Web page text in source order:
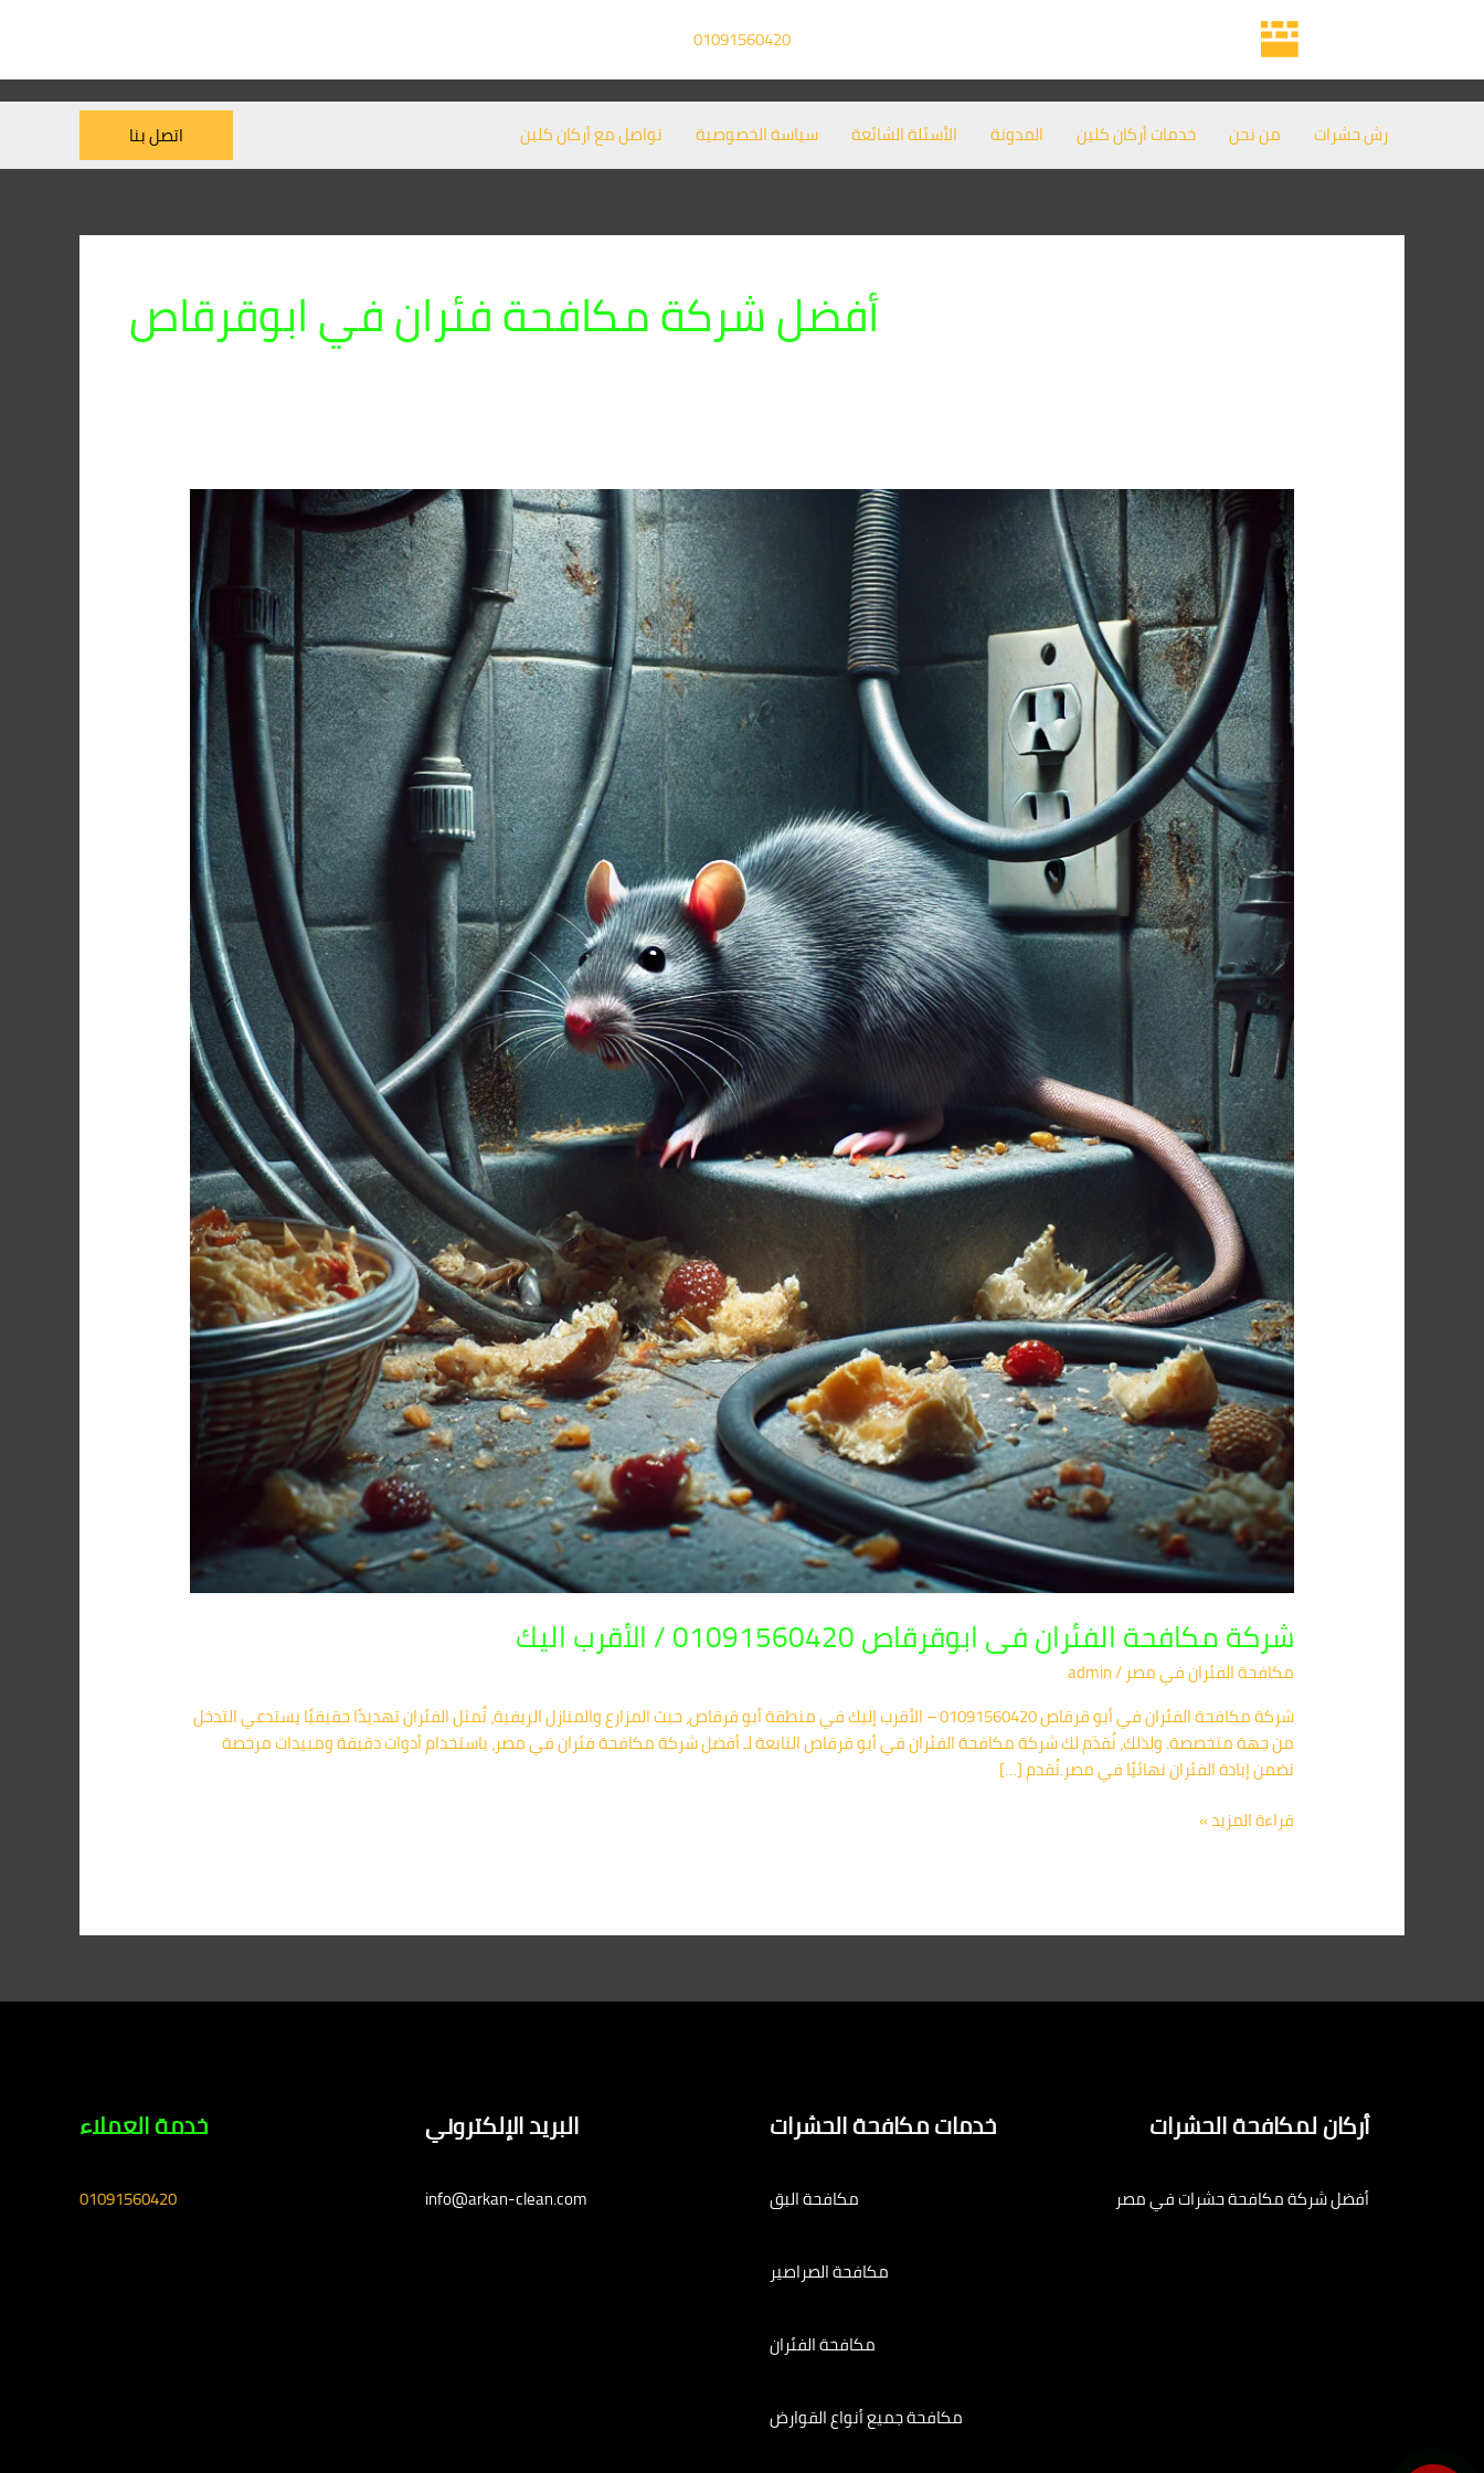
01091560420
رش حشرات من نحن خدمات أركان كلين المدونة الأسئلة الشائعة سياسة الخصوصية تواصل مع أركان كلين اتصل بنا
أفضل شركة مكافحة فئران في ابوقرقاص
شركة مكافحة الفئران فى ابوقرقاص 01091560420 / الأقرب اليك
مكافحة الفئران​ في مصر /
admin
شركة مكافحة الفئران في أبو قرقاص 01091560420 – الأقرب إليك في منطقة أبو قرقاص، حيث المزارع والمنازل الريفية، تُمثل الفئران تهديدًا حقيقيًا يستدعي التدخل
من جهة متخصصة. ولذلك، نُقدّم لك شركة مكافحة الفئران في أبو قرقاص التابعة لـ أفضل شركة مكافحة فئران في مصر، باستخدام أدوات دقيقة ومبيدات مرخصة
تضمن إبادة الفئران نهائيًا في مصر.نُقدم […]
شركة
مكافحة
الفئران
فى
ابوقرقاص
01091560420
/
الأقرب
اليك
قراءة المزيد »
أركان لمكافحة الحشرات
أفضل شركة مكافحة حشرات في مصر
خدمات مكافحة الحشرات
مكافحة البق
مكافحة الصراصير
مكافحة الفئران
مكافحة جميع أنواع القوارض
البريد الإلكتروني
info@arkan-clean.com
خدمة العملاء
01091560420